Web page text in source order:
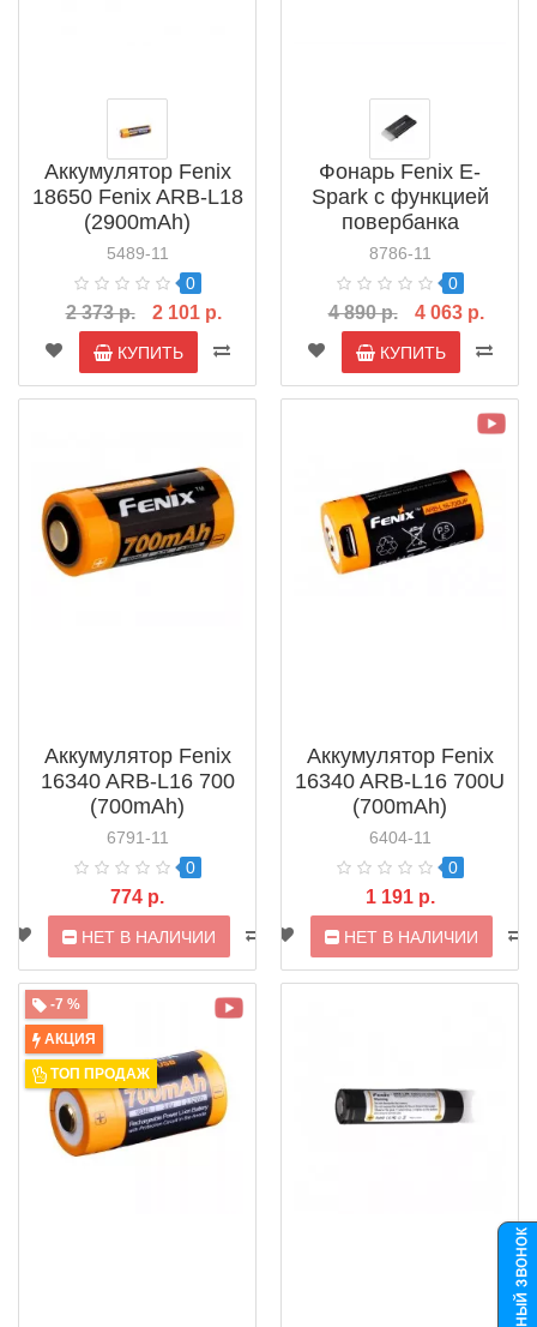
Аккумулятор Fenix
18650 Fenix ARB-L18
(2900mAh)
5489-11
0
2 373 р. 2 101 р.
КУПИТЬ
Фонарь Fenix E-
Spark с функцией
повербанка
8786-11
0
4 890 р. 4 063 р.
КУПИТЬ
Аккумулятор Fenix
16340 ARB-L16 700
(700mAh)
6791-11
0
774 р.
НЕТ В НАЛИЧИИ
Аккумулятор Fenix
16340 ARB-L16 700U
(700mAh)
6404-11
0
1 191 р.
НЕТ В НАЛИЧИИ
-7 %
АКЦИЯ
ТОП ПРОДАЖ